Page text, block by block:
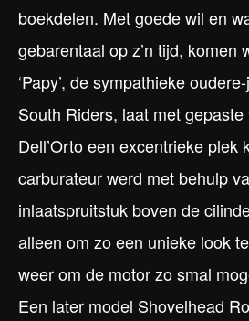
boekdelen. Met goede wil en
gebarentaal op z’n tijd, komen
‘Papy’, de sympathieke
South Riders, laat met
Dell’Orto een excentrieke plek
carburateur werd met behulp
inlaatspruitstuk boven de
alleen om zo een unieke look
weer om de motor zo smal
Een later model Shovelhead